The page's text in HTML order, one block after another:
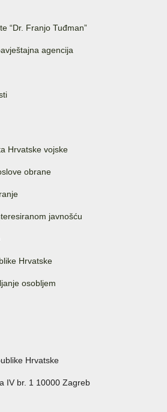
“Dr. Franjo Tuđman”
agencija
Hrvatske vojske
obrane
javnošću
Hrvatske
osobljem
Hrvatske
IV br. 1 10000 Zagreb